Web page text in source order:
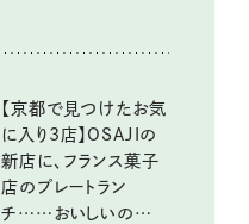
【京都で見つけたお気
に入り3店】OSAJIの
新店に、フランス菓子
店のプレートラン
チ……おいしいのんび